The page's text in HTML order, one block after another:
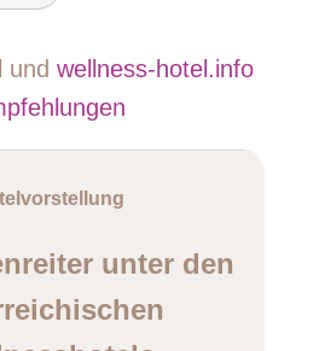
und wellness-hotel.info
unter den